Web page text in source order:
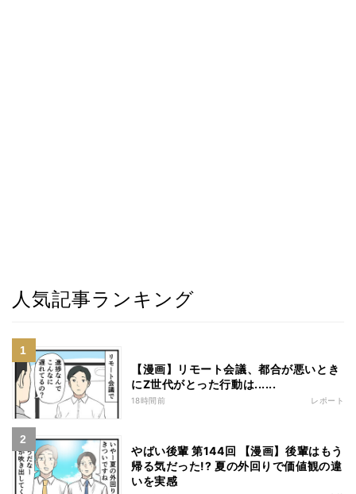
人気記事ランキング
【漫画】リモート会議、都合が悪いとき
にZ世代がとった行動は......
18時間前 レポート
やばい後輩 第144回 【漫画】後輩はもう
帰る気だった!? 夏の外回りで価値観の違
いを実感